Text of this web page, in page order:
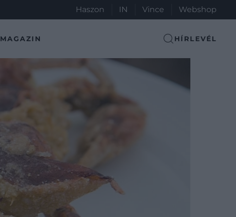
Haszon IN Vince Webshop
MAGAZIN HÍRLEVÉL